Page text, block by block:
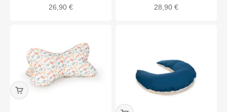
Angebot
26,90 €
Angebot
28,90 €